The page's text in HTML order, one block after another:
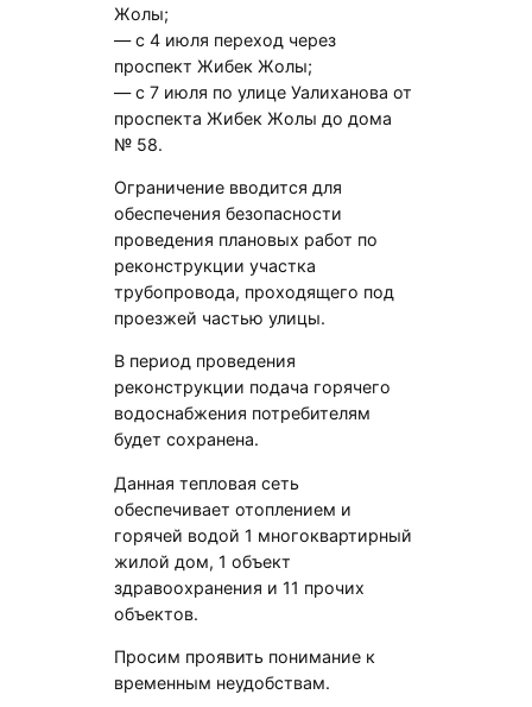
Жолы;
— с 4 июля переход через
проспект Жибек Жолы;
— с 7 июля по улице Уалиханова от
проспекта Жибек Жолы до дома
№ 58.
Ограничение вводится для
обеспечения безопасности
проведения плановых работ по
реконструкции участка
трубопровода, проходящего под
проезжей частью улицы.
В период проведения
реконструкции подача горячего
водоснабжения потребителям
будет сохранена.
Данная тепловая сеть
обеспечивает отоплением и
горячей водой 1 многоквартирный
жилой дом, 1 объект
здравоохранения и 11 прочих
объектов.
Просим проявить понимание к
временным неудобствам.